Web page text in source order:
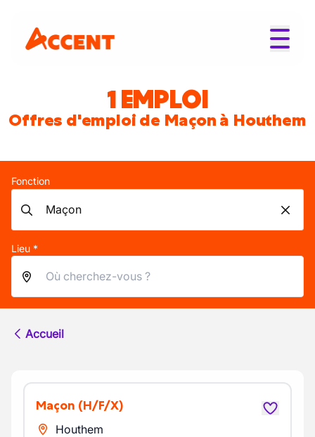
1 EMPLOI
Offres d'emploi de Maçon à Houthem
Fonction
Lieu *
Accueil
Maçon (H/F/X)
Houthem